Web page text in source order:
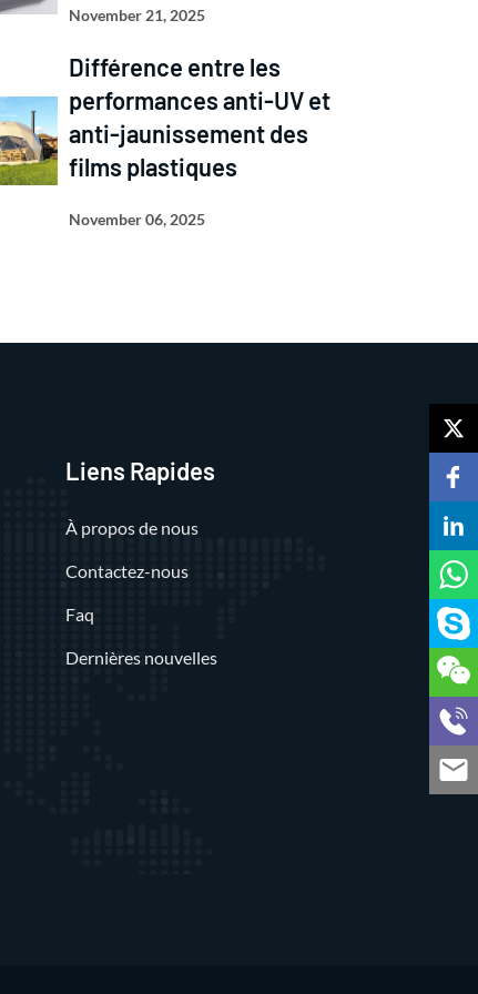
November 21, 2025
Différence entre les
performances anti-UV et
anti-jaunissement des
films plastiques
November 06, 2025
Liens Rapides
À propos de nous
Contactez-nous
Faq
Dernières nouvelles